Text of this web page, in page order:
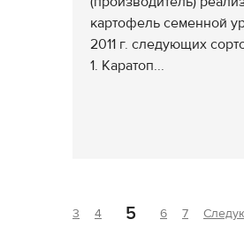
картофель семенной
2011 г. следующих
1. Каратоп...
3 4 5 6 7